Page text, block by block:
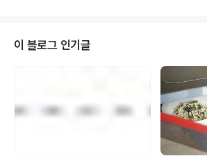
군데의 건강한 맛집을 소개합니다. 고고고- 인천국제공항
풍경마루 & 푸드스퀘어 세계 최고 공항에서 찾은 진수성찬
공항 음식은 맛이 없다는 편견이 깨지면 출국 당일 아침이
한결 여유로울 테다. 오히려 맛집을 향하듯 은근한 기대까
지 보태지지 않을까. 인천국제공항에서 찾은 건강한 맛집
을 소개한다. 글_한정혜..
이 블로그 인기글